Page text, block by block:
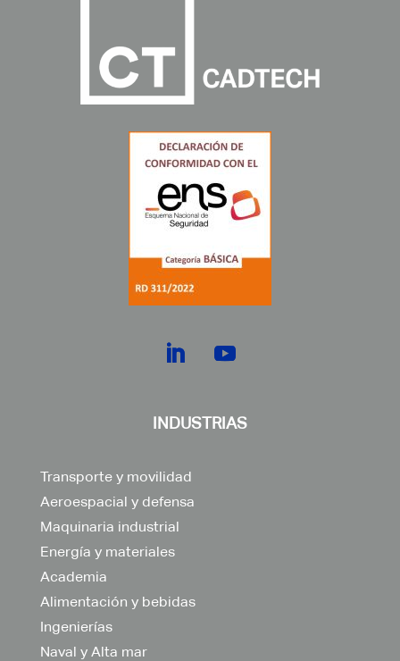
INDUSTRIAS
Transporte y movilidad
Aeroespacial y defensa
Maquinaria industrial
Energía y materiales
Academia
Alimentación y bebidas
Ingenierías
Naval y Alta mar